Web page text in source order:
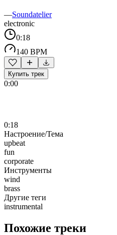
—Soundatelier
electronic
0:18
140 BPM
Купить трек
0:00
0:18
Настроение/Тема
upbeat
fun
corporate
Инструменты
wind
brass
Другие теги
instrumental
Похожие треки